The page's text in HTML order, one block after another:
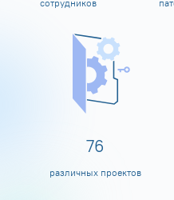
сотрудников
80
различных проектов